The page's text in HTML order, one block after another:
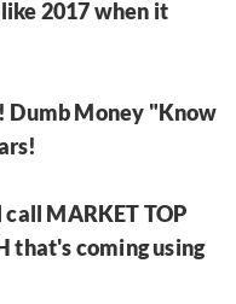
2017 when it
Dumb Money "Know
MARKET TOP
that's coming using